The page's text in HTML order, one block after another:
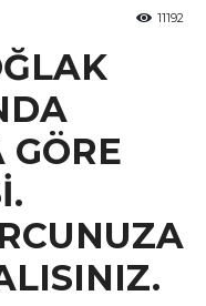
11192
GÖRE